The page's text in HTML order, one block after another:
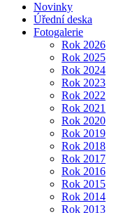
Novinky
Úřední deska
Fotogalerie
Rok 2026
Rok 2025
Rok 2024
Rok 2023
Rok 2022
Rok 2021
Rok 2020
Rok 2019
Rok 2018
Rok 2017
Rok 2016
Rok 2015
Rok 2014
Rok 2013